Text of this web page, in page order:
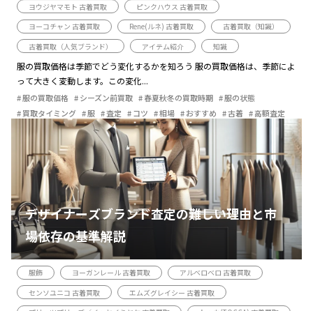
ヨウジヤマモト 古着買取
ピンクハウス 古着買取
ヨーコチャン 古着買取
Rene(ルネ) 古着買取
古着買取（知識）
古着買取（人気ブランド）
アイテム紹介 知識
服の買取価格は季節でどう変化するかを知ろう 服の買取価格は、季節によ
って大きく変動します。この変化...
服の買取価格 シーズン前買取 春夏秋冬の買取時期
服の状態
買取タイミング
服 査定 コツ 相場 おすすめ 古着 高額査定
デザイナーズブランド査定の難しい理由と市
場依存の基準解説
服飾 ヨーガンレール 古着買取
アルベロベロ 古着買取
センソユニコ 古着買取
エムズグレイシー 古着買取